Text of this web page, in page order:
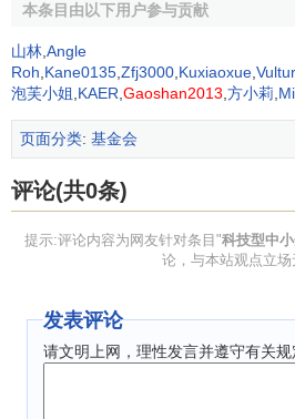
（4）具有一定技术含量，在
以出口为导向的项目，特别是具有
后能带来更多市场机遇的项目；
（5）有一定基础的初创期的科
目；
（1）技术水平高、持续创新能
（2）科技人员或海外留学人员
本条目由以下用户参与贡献
山林 Angle
Roh Kane0135 Zfj3000 Kuxiaoxue
泡芙小姐 KAER Gaoshan2013 方小莉
页面分类: 基金会
评论(共0条)
提示:评论内容为网友针对条目"科技型中
论，与本站观点立场
发表评论
请文明上网，理性发言并遵守有关规